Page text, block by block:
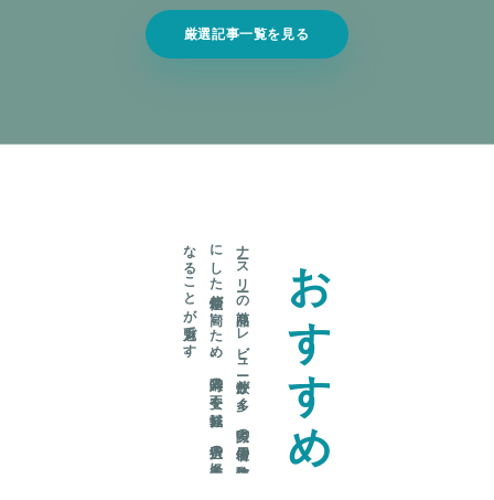
厳選記事一覧を見る
おすすめ
ナ
ース
リ
ーの
商品は
レ
ビ
ュ
ー件数が
多く
、
実際の
使用者の
体験を
基
に
し
た
信頼性が
高い
た
め
、
購入時の
不安を
軽減し
、
選択の
参考に
な
る
こ
と
が
魅力で
す
。